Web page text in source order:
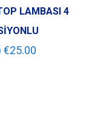
LAMBASI 4
€25.00